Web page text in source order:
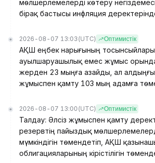
мөлшерлемелерді көтеру
бірақ бастысы инфляция
2026-08-07 13:03 (UTC) Оптимистік
АҚШ еңбек нарығының
ауылшаруашылық емес жұмыс
жерден 23 мыңға азайды, ал алдыңғы
жұмыспен қамту 103 мың адамға
2026-08-07 13:00 (UTC) Оптимистік
Талдау: Әлсіз жұмыспен қамту
резервтің пайыздық
мүмкіндігін төмендетіп, АҚШ
облигацияларының кірістілігін